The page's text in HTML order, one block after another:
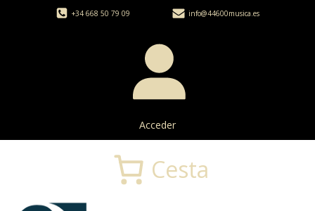
+34 668 50 79 09 info@44600musica.es
Acceder
Cesta